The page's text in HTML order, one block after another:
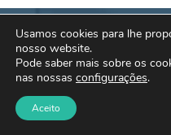
Usamos cookies para lhe
nosso website.
Pode saber mais sobre os
nas nossas configurações.
Aceito